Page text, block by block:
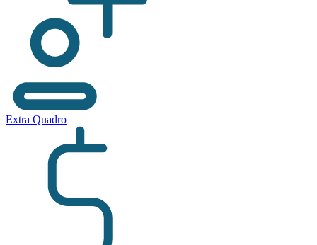
Extra Quadro